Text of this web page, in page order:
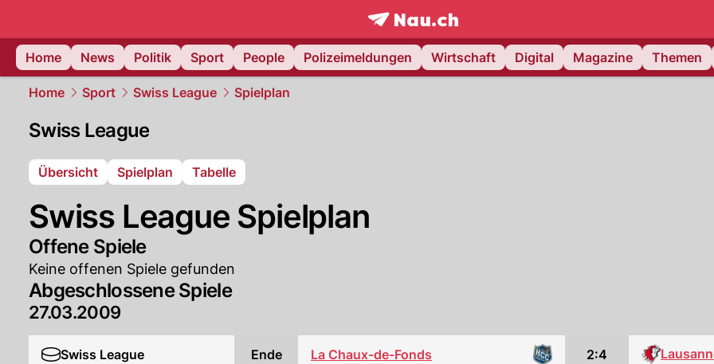
frontpage.NAU.ch
Home
News Politik Sport People Polizeimeldungen Wirtschaft Digital Magazine Themen
Home Sport Swiss League Spielplan
Swiss League
Übersicht Spielplan Tabelle
Swiss League Spielplan
Offene Spiele
Keine offenen Spiele gefunden
Abgeschlossene Spiele
27.03.2009
Swiss League Ende La Chaux-de-Fonds 2:4